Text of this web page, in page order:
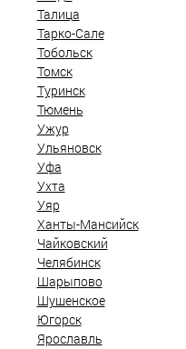
Талица
Тарко-Сале
Тобольск
Томск
Туринск
Тюмень
Ужур
Ульяновск
Уфа
Ухта
Уяр
Ханты-Мансийск
Чайковский
Челябинск
Шарыпово
Шушенское
Югорск
Ярославль